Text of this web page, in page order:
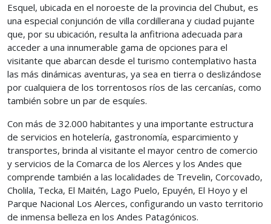
Esquel, ubicada en el noroeste de la provincia del Chubut, es
una especial conjunción de villa cordillerana y ciudad pujante
que, por su ubicación, resulta la anfitriona adecuada para
acceder a una innumerable gama de opciones para el
visitante que abarcan desde el turismo contemplativo hasta
las más dinámicas aventuras, ya sea en tierra o deslizándose
por cualquiera de los torrentosos ríos de las cercanías, como
también sobre un par de esquíes.
Con más de 32.000 habitantes y una importante estructura
de servicios en hotelería, gastronomía, esparcimiento y
transportes, brinda al visitante el mayor centro de comercio
y servicios de la Comarca de los Alerces y los Andes que
comprende también a las localidades de Trevelin, Corcovado,
Cholila, Tecka, El Maitén, Lago Puelo, Epuyén, El Hoyo y el
Parque Nacional Los Alerces, configurando un vasto territorio
de inmensa belleza en los Andes Patagónicos.